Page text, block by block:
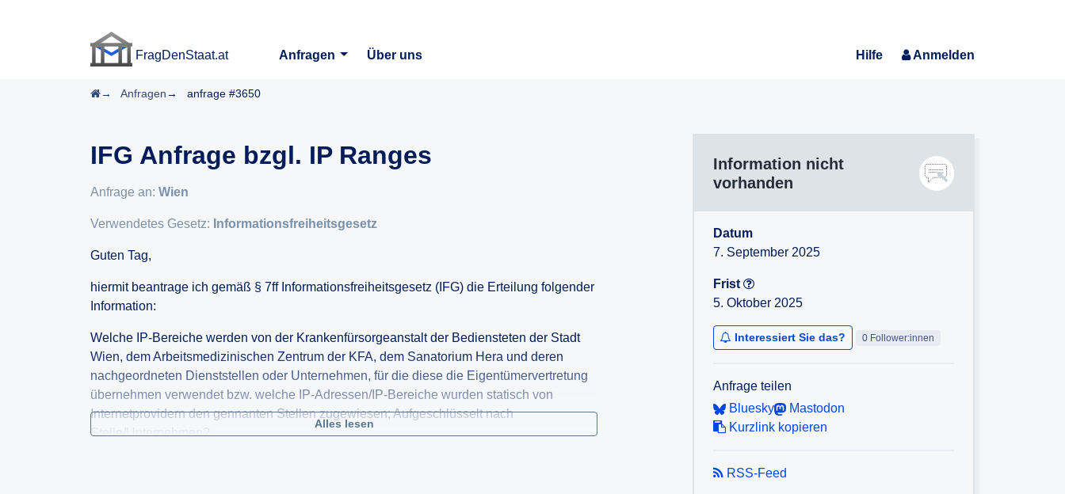
FragDenStaat.at
Anfragen
Über uns Hilfe Anmelden
Startseite
Anfragen anfrage #3650
IFG Anfrage bzgl. IP Ranges
Anfrage an: Wien
Verwendetes Gesetz: Informationsfreiheitsgesetz
Guten Tag,
hiermit beantrage ich gemäß § 7ff Informationsfreiheitsgesetz (IFG) die Erteilung folgender
Information:
Welche IP-Bereiche werden von der Krankenfürsorgeanstalt der Bediensteten der Stadt
Wien, dem Arbeitsmedizinischen Zentrum der KFA, dem Sanatorium Hera und deren
nachgeordneten Dienststellen oder Unternehmen, für die diese die Eigentümervertretung
übernehmen verwendet bzw. welche IP-Adressen/IP-Bereiche wurden statisch von
Internetprovidern den gennanten Stellen zugewiesen; Aufgeschlüsselt nach
Stelle/Unternehmen?
Alles lesen
Information nicht
vorhanden
Datum
7. September 2025
Frist
5. Oktober 2025
Interessiert Sie das? 0 Follower:innen
Anfrage teilen
Bluesky
Mastodon
Kurzlink kopieren
RSS-Feed